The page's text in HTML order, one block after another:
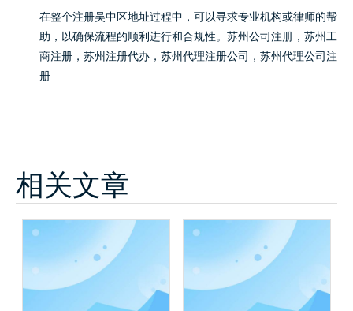
在整个注册吴中区地址过程中，可以寻求专业机构或律师的帮
助，以确保流程的顺利进行和合规性。 苏州公司注册 ， 苏州工
商注册 ， 苏州注册代办 ， 苏州代理注册公司 ， 苏州代理公司注
册
相关文章